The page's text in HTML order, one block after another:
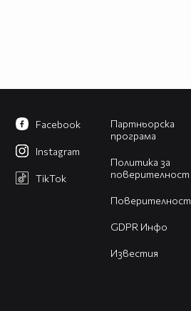
Партньорска
програма
Политика за
поверителност
Поверителност
GDPR Инфо
Известия
Facebook
Instagram
TikTok